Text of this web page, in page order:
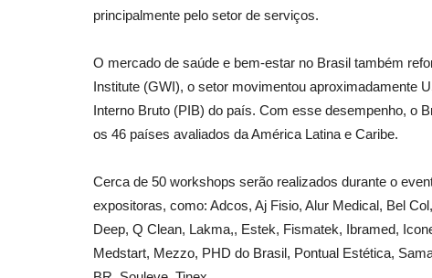
principalmente pelo setor de serviços.
O mercado de saúde e bem-estar no Brasil também
Institute (GWI), o setor movimentou aproximadamente
Interno Bruto (PIB) do país. Com esse desempenho, o
os 46 países avaliados da América Latina e Caribe.
Cerca de 50 workshops serão realizados durante o
expositoras, como: Adcos, Aj Fisio, Alur Medical, Bel
Deep, Q Clean, Lakma,, Estek, Fismatek, Ibramed,
Medstart, Mezzo, PHD do Brasil, Pontual Estética,